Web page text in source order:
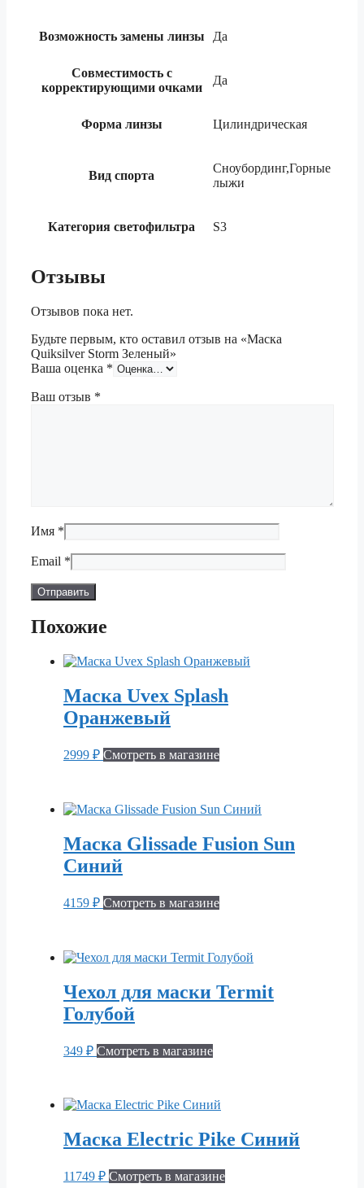
Возможность замены линзы Да
Совместимость с
корректирующими очками
Да
Форма линзы Цилиндрическая
Вид спорта
Сноубординг,Горные
лыжи
Категория светофильтра S3
Отзывы
Отзывов пока нет.
Будьте первым, кто оставил отзыв на «Маска
Quiksilver Storm Зеленый»
Ваша оценка *
Ваш отзыв *
Имя *
Email *
Похожие
Маска Uvex Splash
Оранжевый
2999 ₽ Смотреть в магазине
Маска Glissade Fusion Sun
Синий
4159 ₽ Смотреть в магазине
Чехол для маски Termit
Голубой
349 ₽ Смотреть в магазине
Маска Electric Pike Синий
11749 ₽ Смотреть в магазине